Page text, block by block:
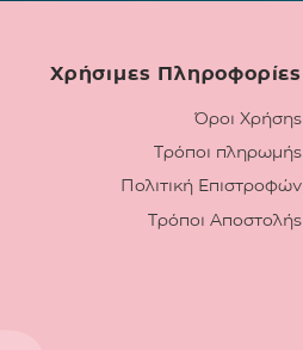
Χρήσιμες Πληροφορίες
Όροι Χρήσης
Τρόποι πληρωμής
Πολιτική Επιστροφών
Τρόποι Αποστολής